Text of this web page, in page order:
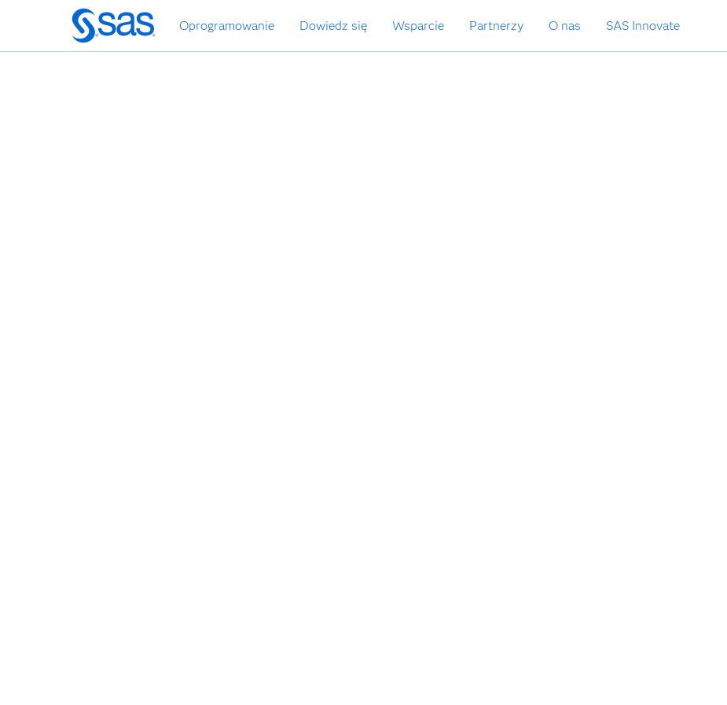
Wróć
do
strony
Oprogramowanie Dowiedz się Wsparcie Partnerzy O nas SAS Innovate